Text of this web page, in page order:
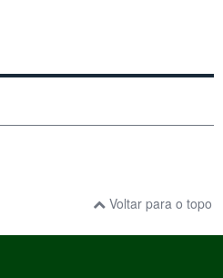
Voltar para o topo